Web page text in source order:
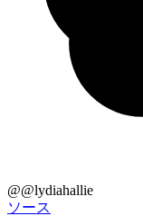
@@lydiahallie
ソース